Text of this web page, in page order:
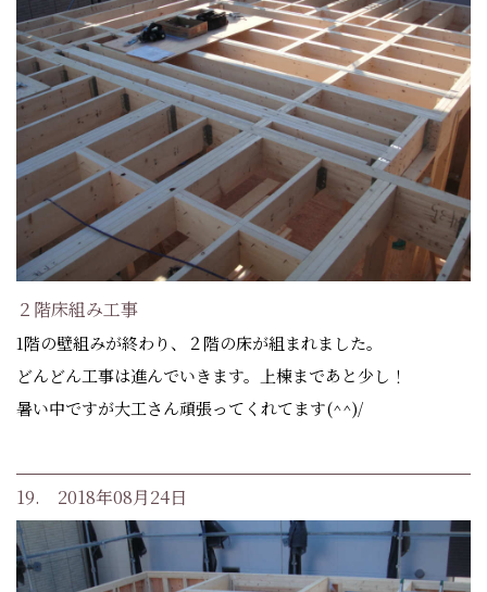
２階床組み工事
1階の壁組みが終わり、２階の床が組まれました。
どんどん工事は進んでいきます。上棟まであと少し！
暑い中ですが大工さん頑張ってくれてます(^^)/
19. 2018年08月24日